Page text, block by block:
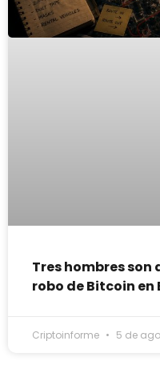
Tres hombres
robo de Bitcoin en
Criptoinforme 5 de